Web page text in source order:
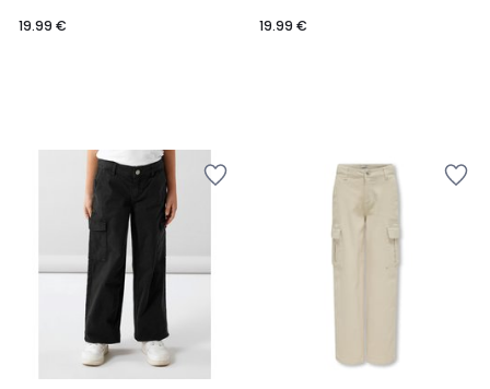
19.99 €
19.99 €